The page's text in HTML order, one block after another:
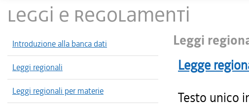
LEGGI E REGOLAMENTI
Introduzione alla banca dati
Leggi regionali
Leggi regionali per materie
Leggi
Legge
Testo unico